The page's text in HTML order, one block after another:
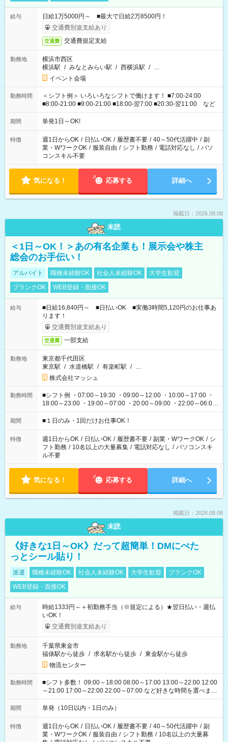
給与
日給1万5000円～ ■最大で日給2万8500円！
交通費別途支給あり
交通費 交通費規定支給
勤務地
横浜市西区
横浜駅 / みなとみらい駅 / 西横浜駅 / …
イベント会場
勤務時間
＜シフト例＞ いろいろなシフトで働けます！ ■7:00-24:00
■8:00-21:00 ■9:00-21:00 ■18:00-翌7:00 ■20:30-翌11:00 など
期間 単発1日～OK!
特徴 週1日からOK / 日払いOK / 履歴書不要 / 40～50代活躍中 / 副
業・WワークOK / 服装自由 / シフト勤務 / 電話対応なし / パソ
コンスキル不要
気になる！ 応募する 詳細へ
掲載日：2026.08.08
未読
＜1日～OK！＞あの有名企業も！展示会や株主
総会のお手伝い！
アルバイト 職種未経験OK 社会人未経験OK
大学生歓迎
ブランクOK
WEB登録・面接OK
給与
■日給16,840円～ ■日払いOK ■実働3時間5,120円のお仕事あ
ります！
交通費別途支給あり
交通費 一部支給
勤務地
東京都千代田区
東京駅 / 水道橋駅 / 有楽町駅 / …
株式会社マッシュ
勤務時間
■シフト例 ・07:00～19:30 ・09:00～12:00 ・10:00～17:00 ・
18:00～23:00 ・19:00～07:00 ・20:00～09:00 ・22:00～06:00
etc ★最短で3時間で5,120円のお仕事から 15時間で2万円近く稼
げるお仕事も！ ご希望のお時間に合わせてご紹介！ ※シフトは
ください！
期間 ■１日のみ・1回だけお仕事OK！
特徴 週1日からOK / 日払いOK / 履歴書不要 / 副業・WワークOK / シ
フト勤務 / 10名以上の大量募集 / 電話対応なし / パソコンスキ
ル不要
気になる！ 応募する 詳細へ
掲載日：2026.08.08
未読
《好きな1日～OK》だって超簡単！DMにぺた
っとシール貼り！
派遣 職種未経験OK 社会人未経験OK 大学生歓迎
ブランクOK
WEB登録・面接OK
給与
時給1333円～＋初勤務手当（※規定による）★翌日払い・週払
いOK！
交通費別途支給あり
勤務地
千葉県東金市
福俵駅から徒歩 / 求名駅から徒歩 / 東金駅から徒歩
物流センター
勤務時間
■シフト多数！ 09:00～18:00 08:00～17:00 13:00～22:00 12:00
～21:00 17:00～22:00 22:00～07:00 など好きな時間を選べま
す！
期間 単発（10日以内・1日のみ）
特徴 週1日からOK / 日払いOK / 履歴書不要 / 40～50代活躍中 / 副
業・WワークOK / 服装自由 / シフト勤務 / 10名以上の大量募